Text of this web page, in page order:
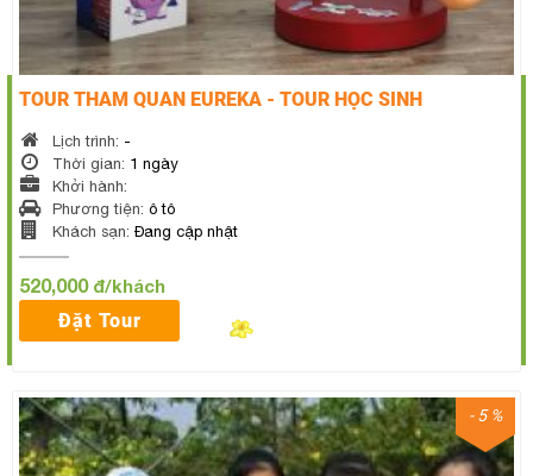
TOUR THAM QUAN EUREKA - TOUR HỌC SINH
Lịch trình: -
Thời gian: 1 ngày
Khởi hành:
Phương tiện: ô tô
Khách sạn: Đang cập nhật
520,000 đ/khách
Đặt Tour
- 5 %